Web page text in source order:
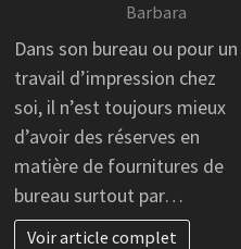
Barbara
Dans son bureau ou pour un
travail d’impression chez
soi, il n’est toujours mieux
d’avoir des réserves en
matière de fournitures de
bureau surtout par…
Voir article complet